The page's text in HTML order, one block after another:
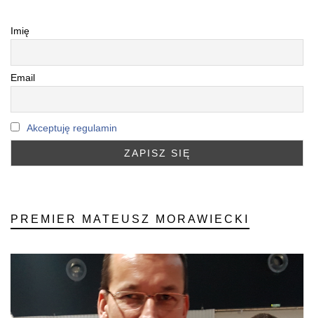
Imię
Email
Akceptuję regulamin
PREMIER MATEUSZ MORAWIECKI